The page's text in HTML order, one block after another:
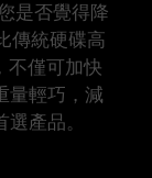
是否覺得降
傳統硬碟高
不僅可加快
量輕巧，減
產品。